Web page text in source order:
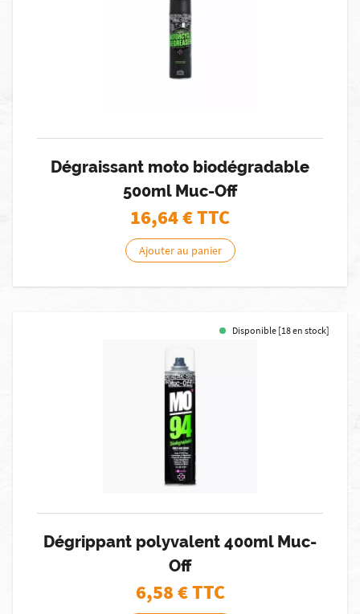
Dégraissant moto biodégradable
500ml Muc-Off
16,64€ TTC
Ajouter au panier
Disponible [18 en stock]
Dégrippant polyvalent 400ml Muc-
Off
6,58€ TTC